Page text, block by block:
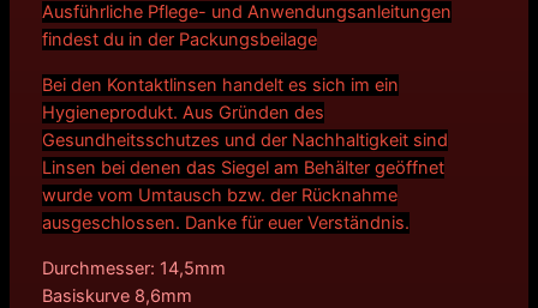
Ausführliche Pflege- und Anwendungsanleitungen
findest du in der Packungsbeilage
Bei den Kontaktlinsen handelt es sich im ein
Hygieneprodukt. Aus Gründen des
Gesundheitsschutzes und der Nachhaltigkeit sind
Linsen bei denen das Siegel am Behälter geöffnet
wurde vom Umtausch bzw. der Rücknahme
ausgeschlossen. Danke für euer Verständnis.
Durchmesser: 14,5mm
Basiskurve 8,6mm